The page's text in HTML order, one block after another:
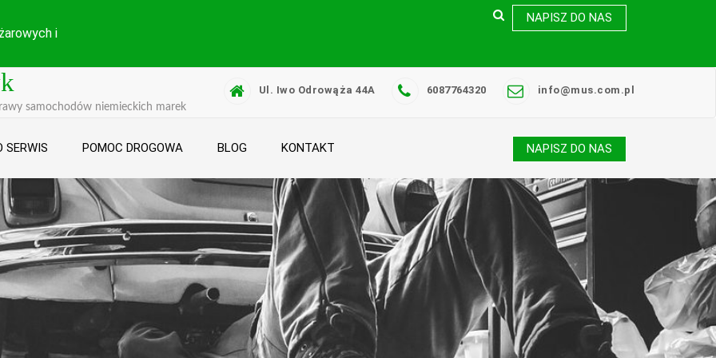
i
NAPISZ DO NAS
samochodów niemieckich marek
Ul. Iwo Odrowąża 44A 6087764320 info@mus.com.pl
SERWIS POMOC DROGOWA BLOG KONTAKT NAPISZ DO NAS